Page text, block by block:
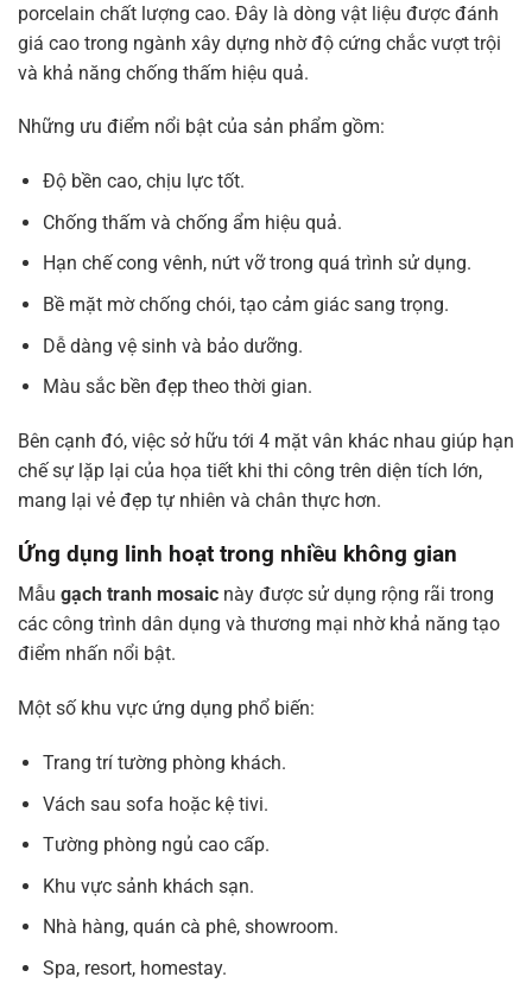
porcelain chất lượng cao. Đây là dòng vật liệu được đánh
giá cao trong ngành xây dựng nhờ độ cứng chắc vượt trội
và khả năng chống thấm hiệu quả.
Những ưu điểm nổi bật của sản phẩm gồm:
Độ bền cao, chịu lực tốt.
Chống thấm và chống ẩm hiệu quả.
Hạn chế cong vênh, nứt vỡ trong quá trình sử dụng.
Bề mặt mờ chống chói, tạo cảm giác sang trọng.
Dễ dàng vệ sinh và bảo dưỡng.
Màu sắc bền đẹp theo thời gian.
Bên cạnh đó, việc sở hữu tới 4 mặt vân khác nhau giúp hạn
chế sự lặp lại của họa tiết khi thi công trên diện tích lớn,
mang lại vẻ đẹp tự nhiên và chân thực hơn.
Ứng dụng linh hoạt trong nhiều không gian
Mẫu gạch tranh mosaic này được sử dụng rộng rãi trong
các công trình dân dụng và thương mại nhờ khả năng tạo
điểm nhấn nổi bật.
Một số khu vực ứng dụng phổ biến:
Trang trí tường phòng khách.
Vách sau sofa hoặc kệ tivi.
Tường phòng ngủ cao cấp.
Khu vực sảnh khách sạn.
Nhà hàng, quán cà phê, showroom.
Spa, resort, homestay.